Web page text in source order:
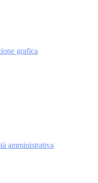
grafica
amministrativa